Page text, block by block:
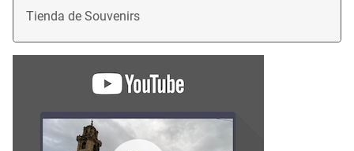
Tienda de Souvenirs